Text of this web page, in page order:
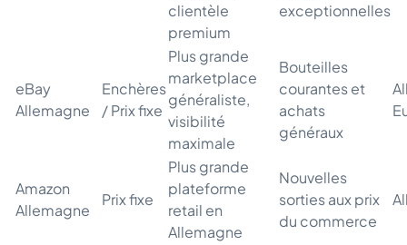
clientèle
premium
exceptionnelles
eBay
Allemagne
Enchères
/ Prix fixe
Plus grande
marketplace
généraliste,
visibilité
maximale
Bouteilles
courantes et
achats
généraux
Amazon
Allemagne
Prix fixe
Plus grande
plateforme
retail en
Allemagne
Nouvelles
sorties aux prix
du commerce